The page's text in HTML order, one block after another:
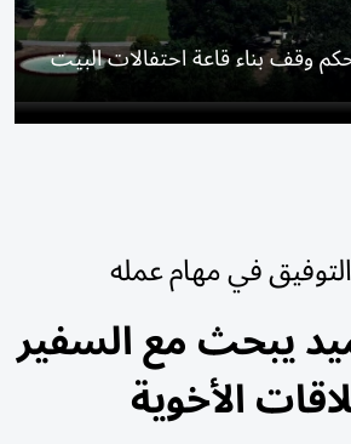
وقف بناء قاعة احتفالات البيت
في مهام عمله
يبحث مع السفير
الأخوية